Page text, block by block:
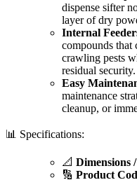
dispense sifter
layer of dry
Internal
compounds that
crawling pests
residual security.
Easy
maintenance
cleanup, or
📊 Specifications:
📐 Dimensions
🔢 Product